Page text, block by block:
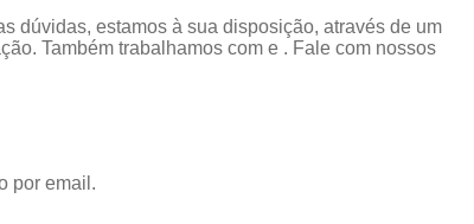
dúvidas, estamos à sua disposição, através de um
Também trabalhamos com e . Fale com nossos
por email.